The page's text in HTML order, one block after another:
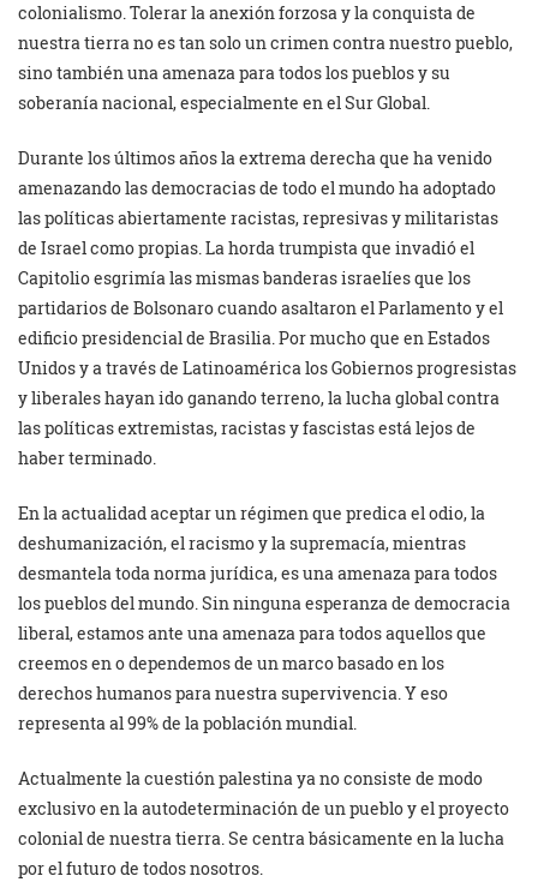
colonialismo. Tolerar la anexión forzosa y la conquista de
nuestra tierra no es tan solo un crimen contra nuestro pueblo,
sino también una amenaza para todos los pueblos y su
soberanía nacional, especialmente en el Sur Global.
Durante los últimos años la extrema derecha que ha venido
amenazando las democracias de todo el mundo ha adoptado
las políticas abiertamente racistas, represivas y militaristas
de Israel como propias. La horda trumpista que invadió el
Capitolio esgrimía las mismas banderas israelíes que los
partidarios de Bolsonaro cuando asaltaron el Parlamento y el
edificio presidencial de Brasilia. Por mucho que en Estados
Unidos y a través de Latinoamérica los Gobiernos progresistas
y liberales hayan ido ganando terreno, la lucha global contra
las políticas extremistas, racistas y fascistas está lejos de
haber terminado.
En la actualidad aceptar un régimen que predica el odio, la
deshumanización, el racismo y la supremacía, mientras
desmantela toda norma jurídica, es una amenaza para todos
los pueblos del mundo. Sin ninguna esperanza de democracia
liberal, estamos ante una amenaza para todos aquellos que
creemos en o dependemos de un marco basado en los
derechos humanos para nuestra supervivencia. Y eso
representa al 99% de la población mundial.
Actualmente la cuestión palestina ya no consiste de modo
exclusivo en la autodeterminación de un pueblo y el proyecto
colonial de nuestra tierra. Se centra básicamente en la lucha
por el futuro de todos nosotros.